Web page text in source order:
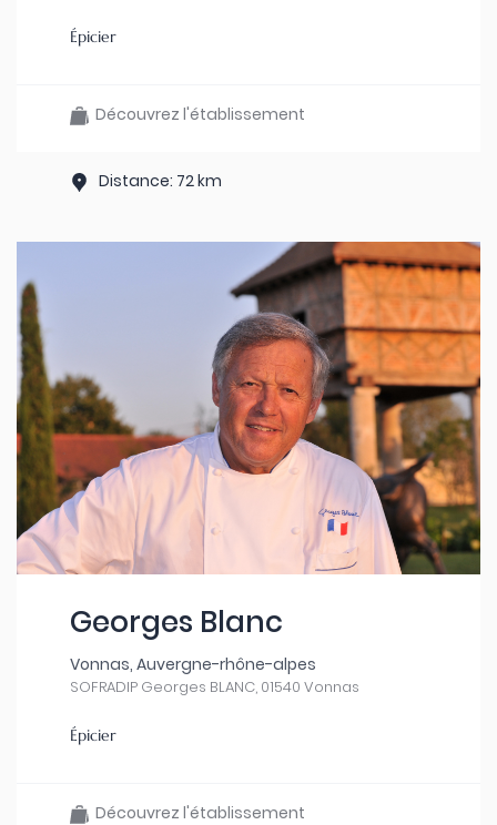
Épicier
Découvrez l'établissement
Distance: 72 km
Georges Blanc
Vonnas, Auvergne-rhône-alpes
SOFRADIP Georges BLANC, 01540 Vonnas
Épicier
Découvrez l'établissement